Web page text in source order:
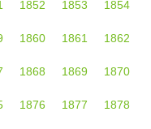
1852 1853 1854
1860 1861 1862
1868 1869 1870
1876 1877 1878